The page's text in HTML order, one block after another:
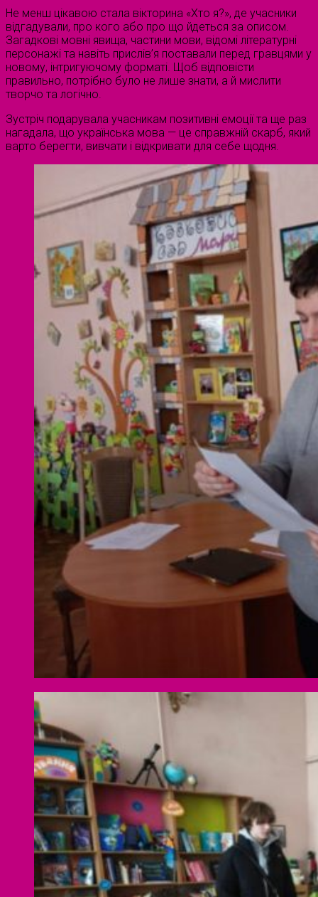
Не менш цікавою стала вікторина «Хто я?», де учасники
відгадували, про кого або про що йдеться за описом.
Загадкові мовні явища, частини мови, відомі літературні
персонажі та навіть прислів’я поставали перед гравцями у
новому, інтригуючому форматі. Щоб відповісти
правильно, потрібно було не лише знати, а й мислити
творчо та логічно.
Зустріч подарувала учасникам позитивні емоції та ще раз
нагадала, що українська мова — це справжній скарб, який
варто берегти, вивчати і відкривати для себе щодня.